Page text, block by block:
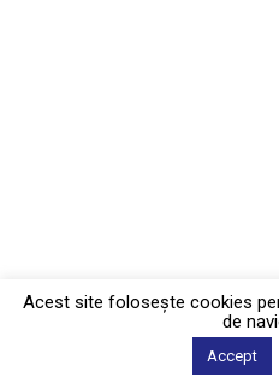
Acest site foloseşte cookies
de
Accept